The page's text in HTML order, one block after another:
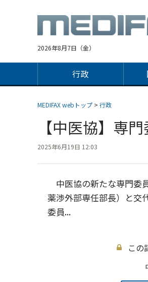
2026年8月7日（金）
行政
MEDIFAX webトップ > 行政
【中医協】専
2025年6月19日 12:03
中医協の新たな専門委
薬渉外部専任部長）と交
委員...
この